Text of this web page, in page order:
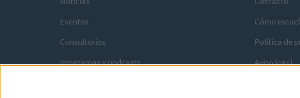
Eventos
Consultorios
Programas y podcasts
Cómo
Política de
Aviso legal